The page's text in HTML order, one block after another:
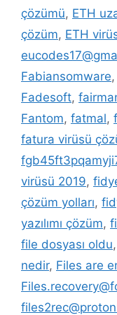
çözümü, ETH
çözüm, ETH
Fabiansomware,
Fadesoft,
Fantom, fatmal,
fatura virüsü
virüsü 2019,
çözüm yolları,
yazılımı çözüm,
file dosyası oldu,
nedir, Files are